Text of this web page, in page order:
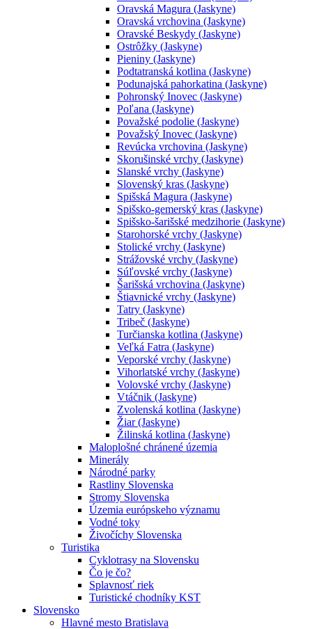
Oravská Magura (Jaskyne)
Oravská vrchovina (Jaskyne)
Oravské Beskydy (Jaskyne)
Ostrôžky (Jaskyne)
Pieniny (Jaskyne)
Podtatranská kotlina (Jaskyne)
Podunajská pahorkatina (Jaskyne)
Pohronský Inovec (Jaskyne)
Poľana (Jaskyne)
Považské podolie (Jaskyne)
Považský Inovec (Jaskyne)
Revúcka vrchovina (Jaskyne)
Skorušinské vrchy (Jaskyne)
Slanské vrchy (Jaskyne)
Slovenský kras (Jaskyne)
Spišská Magura (Jaskyne)
Spišsko-gemerský kras (Jaskyne)
Spišsko-šarišské medzihorie (Jaskyne)
Starohorské vrchy (Jaskyne)
Stolické vrchy (Jaskyne)
Strážovské vrchy (Jaskyne)
Súľovské vrchy (Jaskyne)
Šarišská vrchovina (Jaskyne)
Štiavnické vrchy (Jaskyne)
Tatry (Jaskyne)
Tribeč (Jaskyne)
Turčianska kotlina (Jaskyne)
Veľká Fatra (Jaskyne)
Veporské vrchy (Jaskyne)
Vihorlatské vrchy (Jaskyne)
Volovské vrchy (Jaskyne)
Vtáčnik (Jaskyne)
Zvolenská kotlina (Jaskyne)
Žiar (Jaskyne)
Žilinská kotlina (Jaskyne)
Maloplošné chránené územia
Minerály
Národné parky
Rastliny Slovenska
Stromy Slovenska
Územia európskeho významu
Vodné toky
Živočíchy Slovenska
Turistika
Cyklotrasy na Slovensku
Čo je čo?
Splavnosť riek
Turistické chodníky KST
Slovensko
Hlavné mesto Bratislava